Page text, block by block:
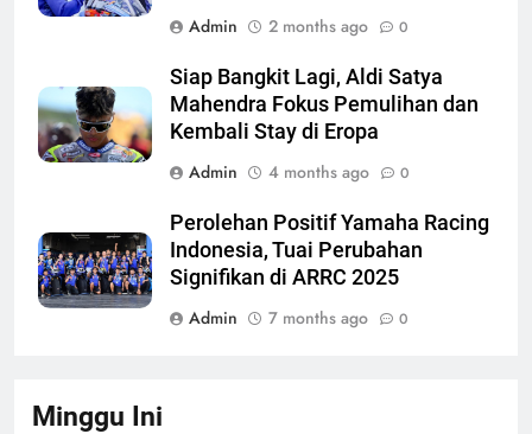
Admin
2 months ago 0
Siap Bangkit Lagi, Aldi Satya
Mahendra Fokus Pemulihan dan
Kembali Stay di Eropa
Admin
4 months ago 0
Perolehan Positif Yamaha Racing
Indonesia, Tuai Perubahan
Signifikan di ARRC 2025
Admin
7 months ago 0
Minggu Ini